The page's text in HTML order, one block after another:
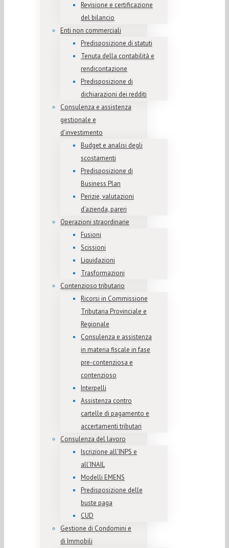
Revisione e certificazione
del bilancio
Enti non commerciali
Predisposizione di statuti
Tenuta della contabilità e
rendicontazione
Predisposizione di
dichiarazioni dei redditi
Consulenza e assistenza
gestionale e
d’investimento
Budget e analisi degli
scostamenti
Predisposizione di
Business Plan
Perizie, valutazioni
d’azienda, pareri
Operazioni straordinarie
Fusioni
Scissioni
Liquidazioni
Trasformazioni
Contenzioso tributario
Ricorsi in Commissione
Tributaria Provinciale e
Regionale
Consulenza e assistenza
in materia fiscale in fase
pre-contenziosa e
contenzioso
Interpelli
Assistenza contro
cartelle di pagamento e
accertamenti tributari
Consulenza del lavoro
Iscrizione all’INPS e
all’INAIL
Modelli EMENS
Predisposizione delle
buste paga
CUD
Gestione di Condomini e
di Immobili